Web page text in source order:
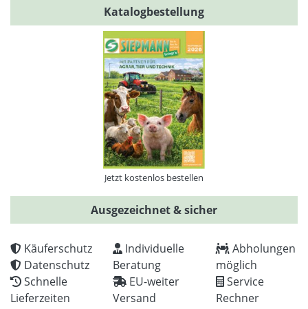
Katalogbestellung
Jetzt kostenlos bestellen
Ausgezeichnet & sicher
Käuferschutz
Datenschutz
Schnelle
Lieferzeiten
Individuelle
Beratung
EU-weiter
Versand
Abholungen
möglich
Service
Rechner